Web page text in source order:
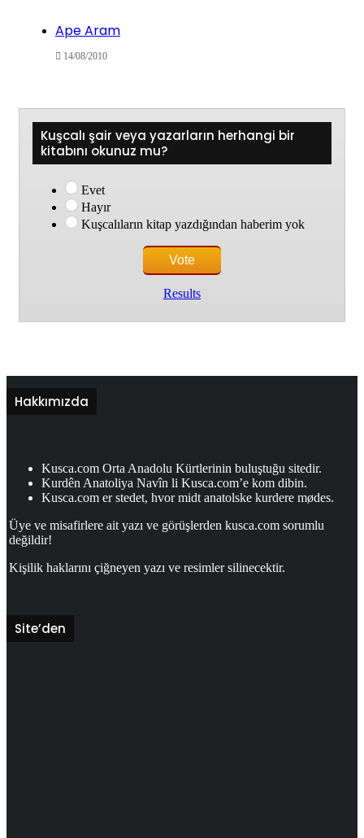
Ape Aram
14/08/2010
Kuşcalı şair veya yazarların herhangi bir
kitabını okunuz mu?
Evet
Hayır
Kuşcalıların kitap yazdığından haberim yok
Results
Hakkımızda
Kusca.com Orta Anadolu Kürtlerinin buluştuğu sitedir.
Kurdên Anatoliya Navîn li Kusca.com’e kom dibin.
Kusca.com er stedet, hvor midt anatolske kurdere mødes.
Üye ve misafirlere ait yazı ve görüşlerden kusca.com sorumlu
değildir!
Kişilik haklarını çiğneyen yazı ve resimler silinecektir.
Site’den